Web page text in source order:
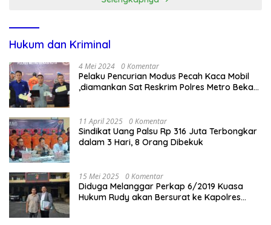
Hukum dan Kriminal
4 Mei 2024 0 Komentar
Pelaku Pencurian Modus Pecah Kaca Mobil
,diamankan Sat Reskrim Polres Metro Bekasi
11 April 2025 0 Komentar
Sindikat Uang Palsu Rp 316 Juta Terbongkar
dalam 3 Hari, 8 Orang Dibekuk
15 Mei 2025 0 Komentar
Diduga Melanggar Perkap 6/2019 Kuasa
Hukum Rudy akan Bersurat ke Kapolres